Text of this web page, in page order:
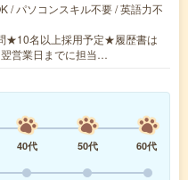
/ パソコンスキル不要 / 英語力不
★10名以上採用予定★履歴書は
営業日までに担当…
40代 50代
60代